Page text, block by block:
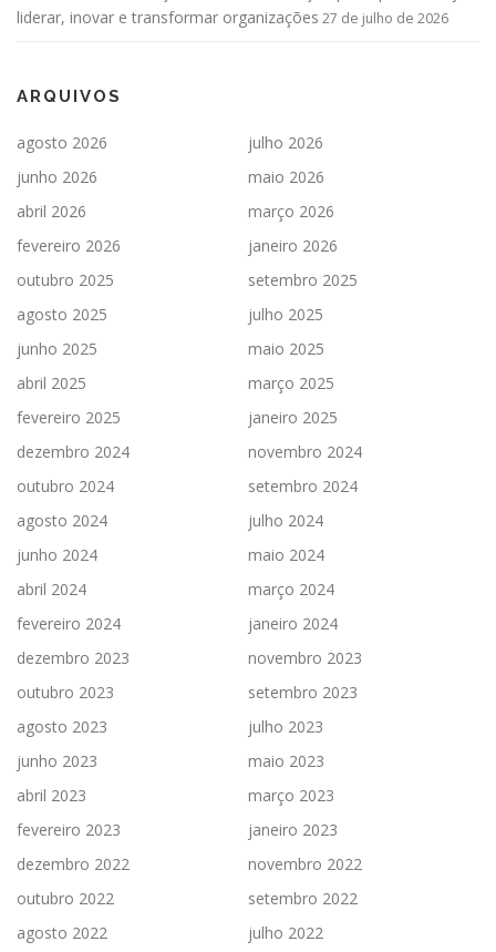
liderar, inovar e transformar organizações 27 de julho de 2026
ARQUIVOS
agosto 2026
julho 2026
junho 2026
maio 2026
abril 2026
março 2026
fevereiro 2026
janeiro 2026
outubro 2025
setembro 2025
agosto 2025
julho 2025
junho 2025
maio 2025
abril 2025
março 2025
fevereiro 2025
janeiro 2025
dezembro 2024
novembro 2024
outubro 2024
setembro 2024
agosto 2024
julho 2024
junho 2024
maio 2024
abril 2024
março 2024
fevereiro 2024
janeiro 2024
dezembro 2023
novembro 2023
outubro 2023
setembro 2023
agosto 2023
julho 2023
junho 2023
maio 2023
abril 2023
março 2023
fevereiro 2023
janeiro 2023
dezembro 2022
novembro 2022
outubro 2022
setembro 2022
agosto 2022
julho 2022